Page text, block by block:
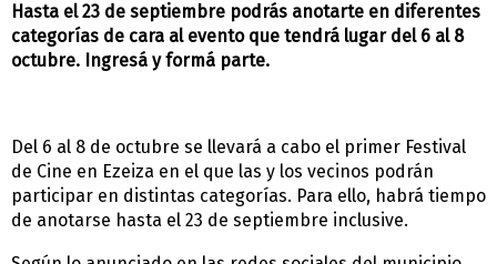
Hasta el 23 de septiembre podrás anotarte en diferentes
categorías de cara al evento que tendrá lugar del 6 al 8
octubre. Ingresá y formá parte.
Del 6 al 8 de octubre se llevará a cabo el primer Festival
de Cine en Ezeiza en el que las y los vecinos podrán
participar en distintas categorías. Para ello, habrá tiempo
de anotarse hasta el 23 de septiembre inclusive.